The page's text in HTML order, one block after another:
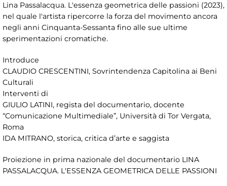
Lina Passalacqua. L'essenza geometrica delle passioni (2023),
nel quale l'artista ripercorre la forza del movimento ancora
negli anni Cinquanta-Sessanta fino alle sue ultime
sperimentazioni cromatiche.
Introduce
CLAUDIO CRESCENTINI, Sovrintendenza Capitolina ai Beni
Culturali
Interventi di
GIULIO LATINI, regista del documentario, docente
“Comunicazione Multimediale”, Università di Tor Vergata,
Roma
IDA MITRANO, storica, critica d’arte e saggista
Proiezione in prima nazionale del documentario LINA
PASSALACQUA. L'ESSENZA GEOMETRICA DELLE PASSIONI